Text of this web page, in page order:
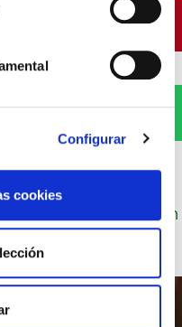
Configurar
cookies
en recetas con